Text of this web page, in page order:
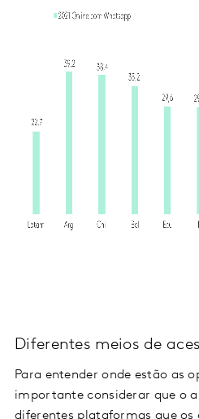
Diferentes meios de
Para entender onde estão as
importante considerar que o
diferentes plataformas que